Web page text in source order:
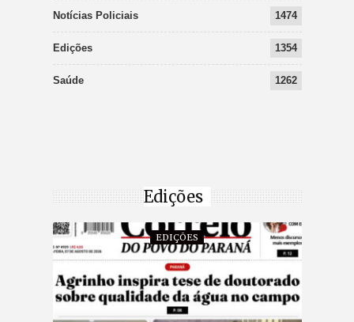
Notícias Policiais 1474
Edições 1354
Saúde 1262
Edições
EDIÇÕES